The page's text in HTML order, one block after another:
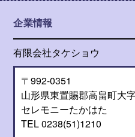
企業情報
有限会社タケショウ
〒992-0351
山形県東置賜郡高畠町大
セレモニーたかはた
TEL 0238(51)1210